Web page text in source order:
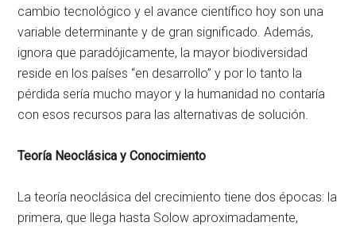
cambio tecnológico y el avance científico hoy son una
variable determinante y de gran significado. Además,
ignora que paradójicamente, la mayor biodiversidad
reside en los países “en desarrollo” y por lo tanto la
pérdida sería mucho mayor y la humanidad no contaría
con esos recursos para las alternativas de solución.
Teoría Neoclásica y Conocimiento
La teoría neoclásica del crecimiento tiene dos épocas: la
primera, que llega hasta Solow aproximadamente,